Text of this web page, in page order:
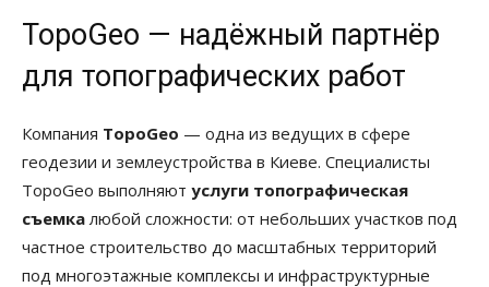
TopoGeo — надёжный партнёр
для топографических работ
Компания TopoGeo — одна из ведущих в сфере
геодезии и землеустройства в Киеве. Специалисты
TopoGeo выполняют услуги топографическая
съемкалюбой сложности: от небольших участков под
частное строительство до масштабных территорий
под многоэтажные комплексы и инфраструктурные